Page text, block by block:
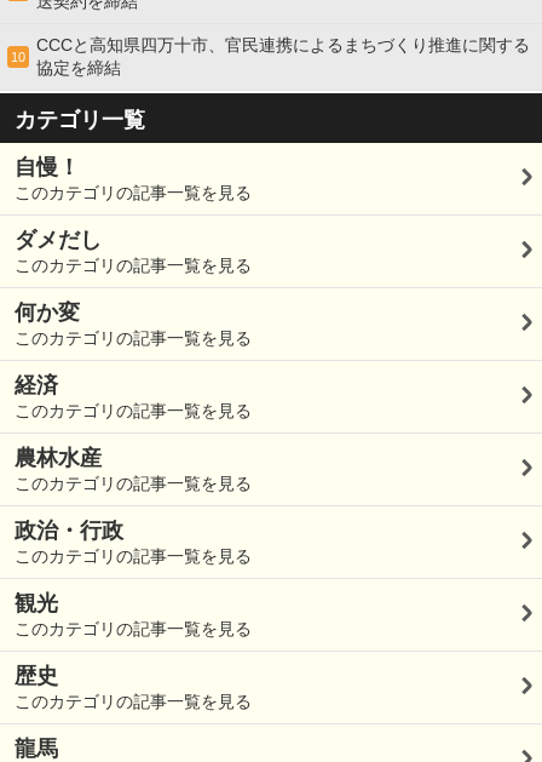
10
CCCと高知県四万十市、官民連携によるまちづくり推進に関する
協定を締結
カテゴリ一覧
自慢！
このカテゴリの記事一覧を見る
ダメだし
このカテゴリの記事一覧を見る
何か変
このカテゴリの記事一覧を見る
経済
このカテゴリの記事一覧を見る
農林水産
このカテゴリの記事一覧を見る
政治・行政
このカテゴリの記事一覧を見る
観光
このカテゴリの記事一覧を見る
歴史
このカテゴリの記事一覧を見る
龍馬